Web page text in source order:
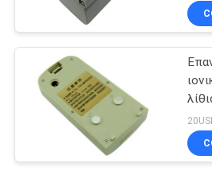
ΑΠΌΣΠΑΣΜΑ
SITEMAP
PRIVACY
συνολικό
σταθμών